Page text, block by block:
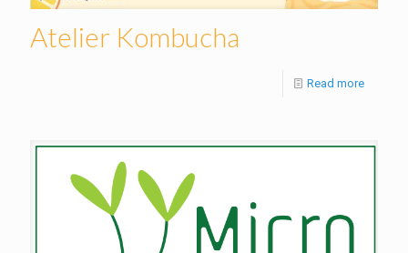
Atelier Kombucha
Read more